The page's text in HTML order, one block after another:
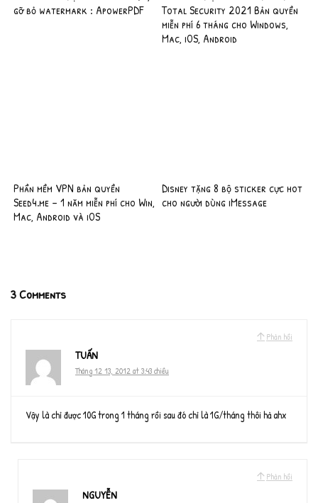
gỡ bỏ watermark : ApowerPDF
Total Security 2021 Bản quyền
miễn phí 6 tháng cho Windows,
Mac, iOS, Android
Phần mềm VPN bản quyền
Seed4.me – 1 năm miễn phí cho Win,
Mac, Android và iOS
Disney tặng 8 bộ sticker cực hot
cho người dùng iMessage
3 Comments
Phản hồi
TUẤN
Tháng 12 13, 2012 at 3:43 chiều
Vậy là chỉ được 10G trong 1 tháng rồi sau đó chỉ là 1G/tháng thôi hả ahx
Phản hồi
NGUYỄN